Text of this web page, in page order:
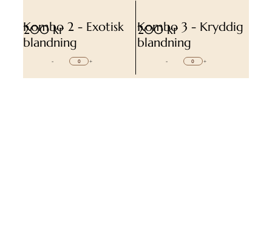
200 kr
Kombo 2 - Exotisk
blandning
- +
200 kr
Kombo 3 - Kryddig
blandning
- +